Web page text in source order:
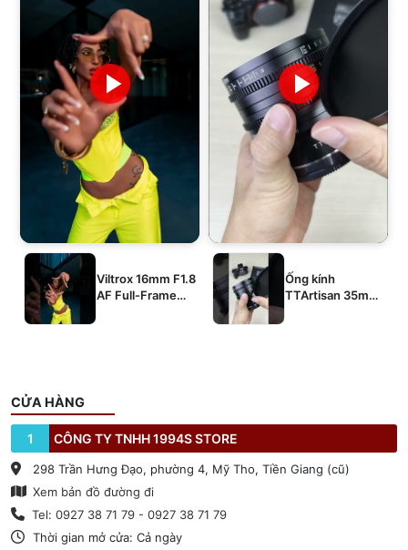
Viltrox 16mm F1.8
AF Full-Frame
Ống kính
TTArtisan 35mm
CỬA HÀNG
1 CÔNG TY TNHH 1994S STORE
298 Trần Hưng Đạo, phường 4, Mỹ Tho, Tiền Giang (cũ)
Xem bản đồ đường đi
Tel: 0927 38 71 79 - 0927 38 71 79
Thời gian mở cửa: Cả ngày